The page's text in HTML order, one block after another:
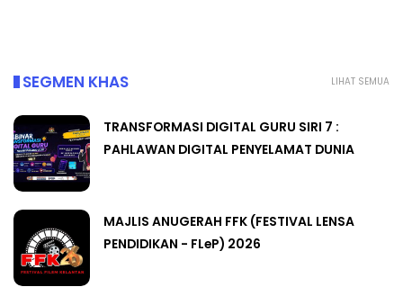
LIHAT SEMUA
SEGMEN KHAS
TRANSFORMASI DIGITAL GURU SIRI 7 :
PAHLAWAN DIGITAL PENYELAMAT DUNIA
MAJLIS ANUGERAH FFK (FESTIVAL LENSA
PENDIDIKAN - FLeP) 2026